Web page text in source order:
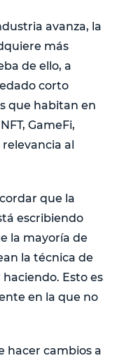
avanza, la
más
de ello, a
corto
que habitan en
GameFi,
al
que la
escribiendo
la mayoría de
la técnica de
Esto es
en la que no
hacer cambios a